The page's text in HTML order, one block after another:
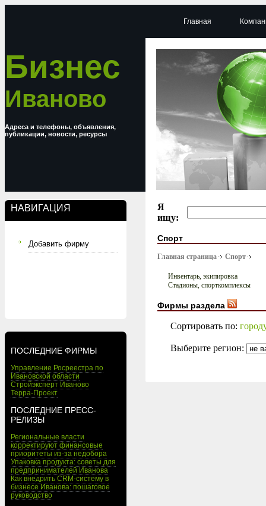
Бизнес
Иваново
Адреса и телефоны, объявления,
публикации, новости, ресурсы
НАВИГАЦИЯ
Добавить фирму
ПОСЛЕДНИЕ ФИРМЫ
Управление Росреестра по
Ивановской области
Стройэксперт Иваново
Терра-Проект
ПОСЛЕДНИЕ ПРЕСС-
РЕЛИЗЫ
Региональные власти
корректируют финансовые
приоритеты из-за недобора
Упаковка продукта: советы для
предпринимателей Иванова
Как внедрить CRM-систему в
бизнесе Иванова: пошаговое
руководство
Главная
Я
ищу:
Спорт
Главная страница Спорт
Инвентарь, экипировка
Стадионы, спорткомплексы
Фирмы раздела
Сортировать по:
Выберите регион: